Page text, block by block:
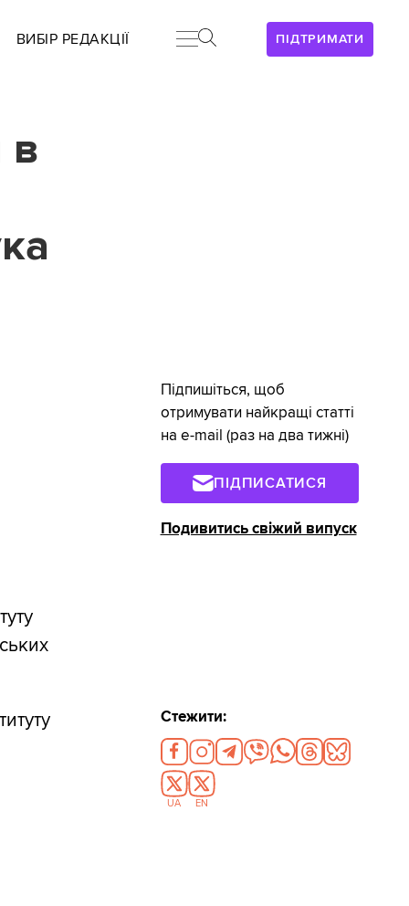
ПІДТРИМАТИ
ВИБІР РЕДАКЦІЇ
в
Підпишіться, щоб
отримувати найкращі статті
на e-mail (раз на два тижні)
ПІДПИСАТИСЯ
Подивитись свіжий випуск
Стежити:
UA EN